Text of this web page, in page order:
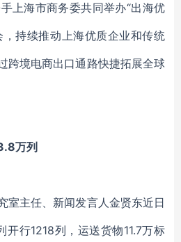
上海市商务委共同举办“出海优
持续推动上海优质企业和传统
跨境电商出口通路快捷拓展全球
万列
室主任、新闻发言人金贤东近日
开行1218列，运送货物11.7万标